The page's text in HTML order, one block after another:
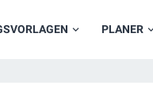
PLANER